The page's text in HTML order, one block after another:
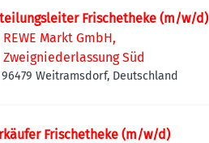
Frischetheke (m/w/d)
REWE Markt GmbH,
Zweigniederlassung Süd
96479 Weitramsdorf, Deutschland
Frischetheke (m/w/d)